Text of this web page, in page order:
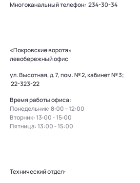
Многоканальный телефон: 234-30-34
«Покровские ворота»
левобережный офис
ул. Высотная, д. 7, пом. № 2, кабинет № 3;
22-323-22
Время работы офиса:
Понедельник: 8:00 – 12:00
Вторник: 13:00 - 15:00
Пятница: 13:00 - 15:00
Технический отдел: